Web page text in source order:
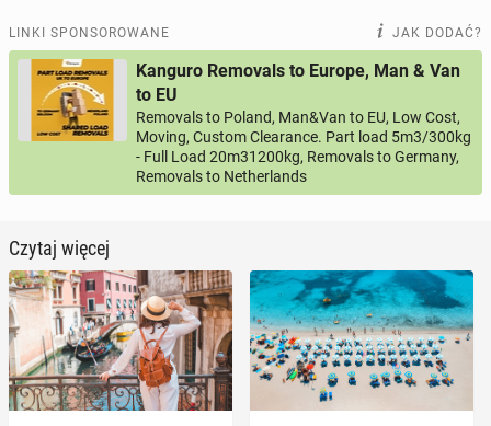
LINKI SPONSOROWANE JAK DODAĆ?
Kanguro Removals to Europe, Man & Van
to EU
Removals to Poland, Man&Van to EU, Low Cost,
Moving, Custom Clearance. Part load 5m3/300kg
- Full Load 20m31200kg, Removals to Germany,
Removals to Netherlands
Czytaj więcej